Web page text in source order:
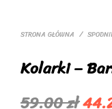
STRONA GŁÓWNA /
Kolarki –
59.00zł